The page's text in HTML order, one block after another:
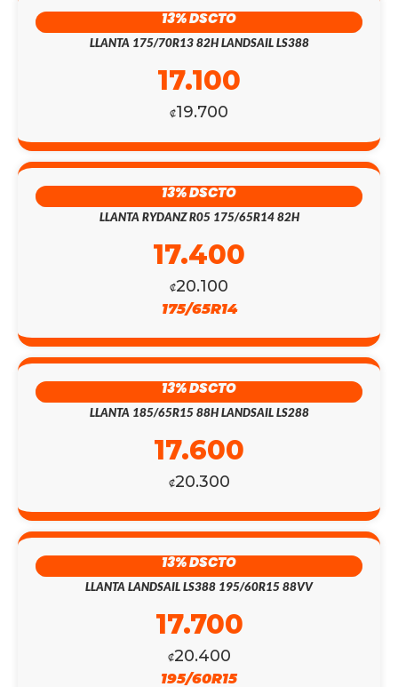
13% DSCTO
LLANTA 175/70R13 82H LANDSAIL LS388
₡19.700
17.100
13% DSCTO
LLANTA RYDANZ R05 175/65R14 82H
₡20.100
17.400
175/65R14
13% DSCTO
LLANTA 185/65R15 88H LANDSAIL LS288
₡20.300
17.600
13% DSCTO
LLANTA LANDSAIL LS388 195/60R15 88VV
₡20.400
17.700
195/60R15